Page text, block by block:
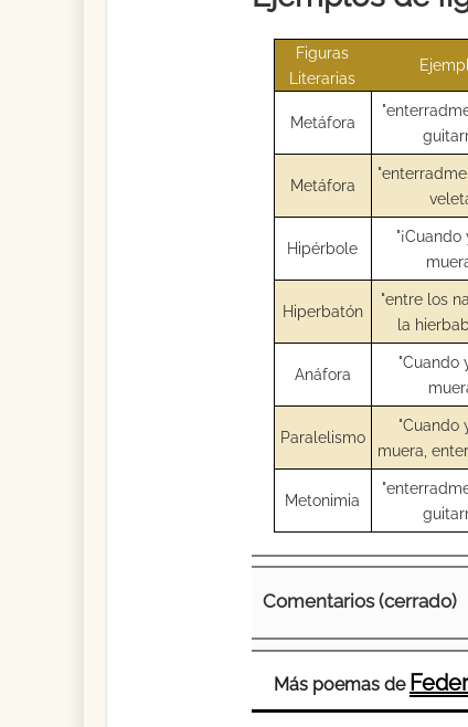
Figuras
Literarias
Metáfora
Metáfora
Hipérbole
Hiperbatón
"entre los
la
Anáfora
"Cuando
Paralelismo
"Cuando
muera,
Metonimia
Comentarios (cerrado)
Más poemas de